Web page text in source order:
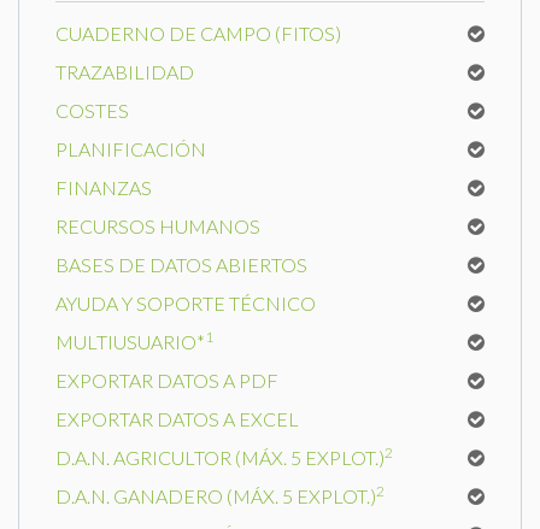
CUADERNO DE CAMPO (FITOS)
TRAZABILIDAD
COSTES
PLANIFICACIÓN
FINANZAS
RECURSOS HUMANOS
BASES DE DATOS ABIERTOS
AYUDA Y SOPORTE TÉCNICO
MULTIUSUARIO* 1
EXPORTAR DATOS A PDF
EXPORTAR DATOS A EXCEL
D.A.N. AGRICULTOR (MÁX. 5 EXPLOT.)2
D.A.N. GANADERO (MÁX. 5 EXPLOT.)2